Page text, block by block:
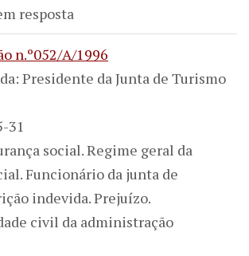
resposta
n.º052/A/1996
Presidente da Junta de Turismo
31
social. Regime geral da
Funcionário da junta de
indevida. Prejuízo.
civil da administração